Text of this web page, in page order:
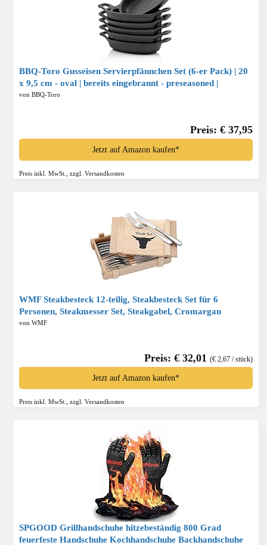
BBQ-Toro Gusseisen Servierpfännchen Set (6-er Pack) | 20
x 9,5 cm - oval | bereits eingebrannt - preseasoned |
Gusseisen Grillpfannen, Pfännchen, Servierpfanne,
von BBQ-Toro
Preis: € 37,95
Jetzt auf Amazon kaufen*
Preis inkl. MwSt., zzgl. Versandkosten
WMF Steakbesteck 12-teilig, Steakbesteck Set für 6
Personen, Steakmesser Set, Steakgabel, Cromargan
Edelstahl poliert, Grillbesteck in Holzkiste*
von WMF
Preis: € 32,01(€ 2,67 / stück)
Jetzt auf Amazon kaufen*
Preis inkl. MwSt., zzgl. Versandkosten
SPGOOD Grillhandschuhe hitzebeständig 800 Grad
feuerfeste Handschuhe Kochhandschuhe Backhandschuhe